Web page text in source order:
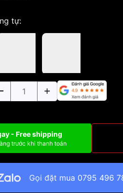
tự:
- Free shipping
trước khi thanh toán
Gọi đặt mua 0795 496